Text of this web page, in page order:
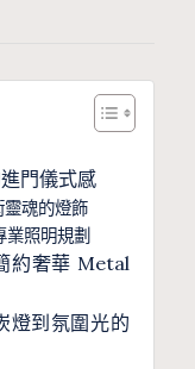
門儀式感
魂的燈飾
照明規劃
約奢華 Metal
燈到氛圍光的